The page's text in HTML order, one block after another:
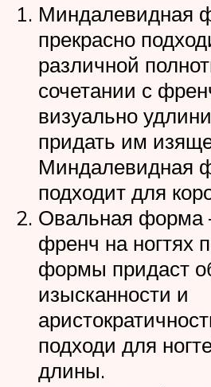
Миндалевидная
прекрасно
различной
сочетании с
визуально
придать им
Миндалевидная
подходит для
Овальная форма
френч на ногтях
формы придаст
изысканности и
подходи для
длины.